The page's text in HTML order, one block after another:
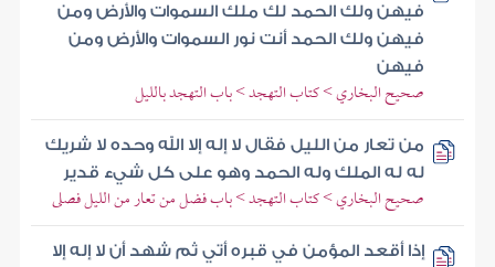
فيهن ولك الحمد لك ملك السموات والأرض ومن
فيهن ولك الحمد أنت نور السموات والأرض ومن
فيهن
صحيح البخاري > كتاب التهجد > باب التهجد بالليل
من تعار من الليل فقال لا إله إلا الله وحده لا شريك
له له الملك وله الحمد وهو على كل شيء قدير
صحيح البخاري > كتاب التهجد > باب فضل من تعار من الليل فصلى
إذا أقعد المؤمن في قبره أتي ثم شهد أن لا إله إلا